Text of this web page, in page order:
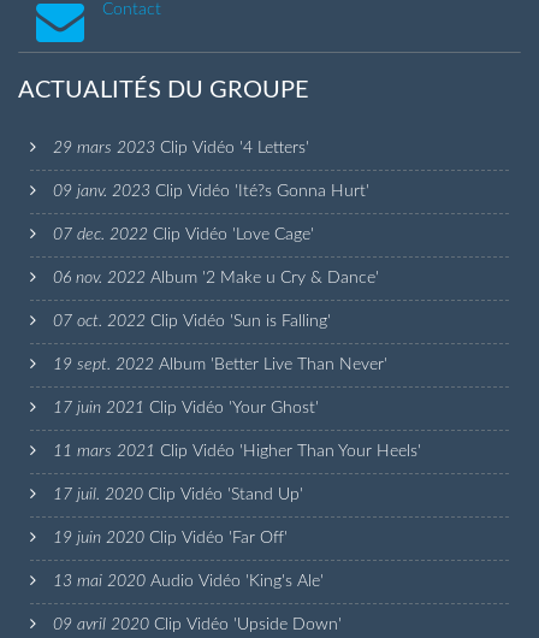
Contact
ACTUALITÉS DU GROUPE
29 mars 2023 Clip Vidéo '4 Letters'
09 janv. 2023 Clip Vidéo 'Ité?s Gonna Hurt'
07 dec. 2022 Clip Vidéo 'Love Cage'
06 nov. 2022 Album '2 Make u Cry & Dance'
07 oct. 2022 Clip Vidéo 'Sun is Falling'
19 sept. 2022 Album 'Better Live Than Never'
17 juin 2021 Clip Vidéo 'Your Ghost'
11 mars 2021 Clip Vidéo 'Higher Than Your Heels'
17 juil. 2020 Clip Vidéo 'Stand Up'
19 juin 2020 Clip Vidéo 'Far Off'
13 mai 2020 Audio Vidéo 'King's Ale'
09 avril 2020 Clip Vidéo 'Upside Down'